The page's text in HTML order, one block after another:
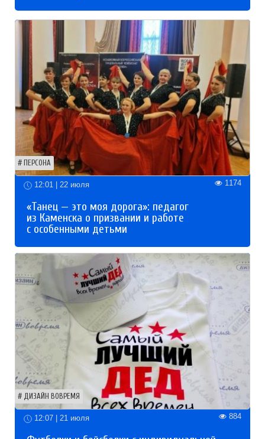
ПЕРСОНА
12:01 | 22 июля 1174
«Танец — это моя дорога»: педагог
из Каменска о призвании и работе
с особенными детьми
ДИЗАЙН ВОВРЕМЯ
12:07 | 21 июля 884